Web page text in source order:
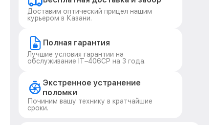
Доставим оптический прицел нашим
курьером в Казани.
Полная гарантия
Лучшие условия гарантии на
обслуживание IT–406СP на 3 года.
Экстренное устранение
поломки
Починим вашу технику в кратчайшие
сроки.